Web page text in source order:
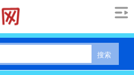
搜索